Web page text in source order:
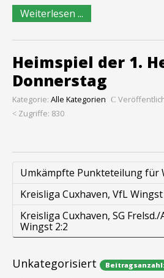
Weiterlesen ...
Heimspiel der 1.
Donnerstag
Kategorie: Alle Kategorien
Zugriffe: 830
Umkämpfte Punkteteilung für
Kreisliga Cuxhaven, VfL Wingst
Kreisliga Cuxhaven, SG
Wingst 2:2
Unkategorisiert